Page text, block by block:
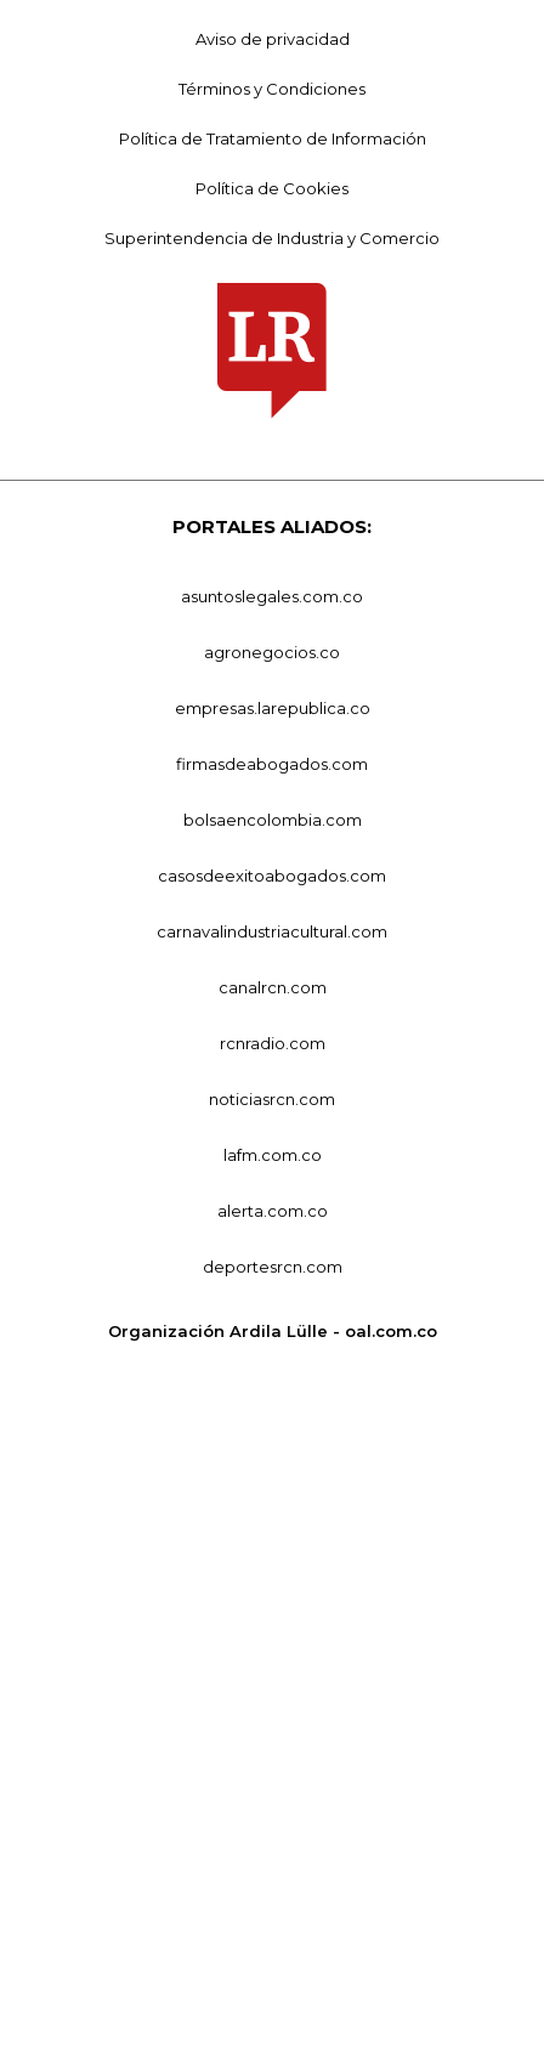
Aviso de privacidad
Términos y Condiciones
Política de Tratamiento de Información
Política de Cookies
Superintendencia de Industria y Comercio
PORTALES ALIADOS:
asuntoslegales.com.co
agronegocios.co
empresas.larepublica.co
firmasdeabogados.com
bolsaencolombia.com
casosdeexitoabogados.com
carnavalindustriacultural.com
canalrcn.com
rcnradio.com
noticiasrcn.com
lafm.com.co
alerta.com.co
deportesrcn.com
Organización Ardila Lülle - oal.com.co